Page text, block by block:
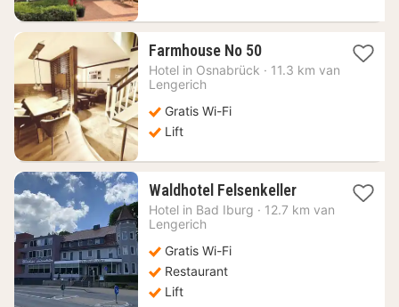
Farmhouse No 501
nacht
Hotel in Osnabrück · 11.3 km van
Lengerich
Gratis Wi-Fi
Lift
Waldhotel Felsenkeller1
nacht
Hotel in Bad Iburg · 12.7 km van
Lengerich
Gratis Wi-Fi
Restaurant
Lift